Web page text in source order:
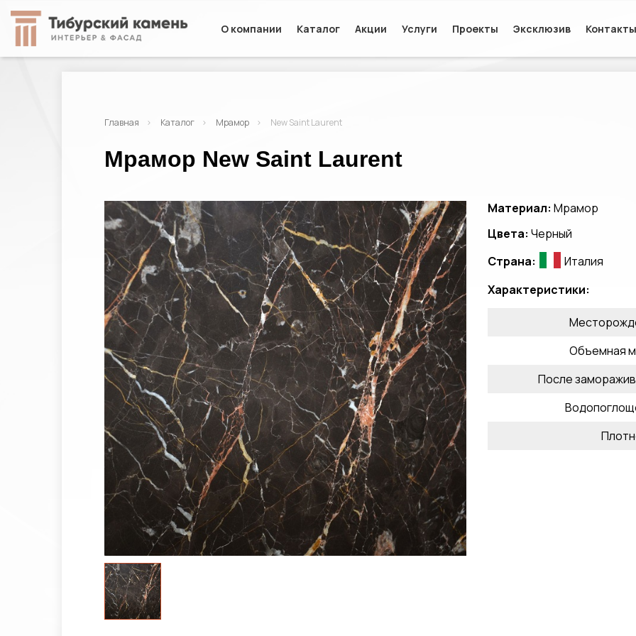
О компании Каталог Акции Услуги Проекты Эксклюзив Контакты
Главная Каталог Мрамор New Saint Laurent
Мрамор New Saint Laurent
Материал: Мрамор
Цвета: Черный
Страна:
Италия
Характеристики:
Объемная
После